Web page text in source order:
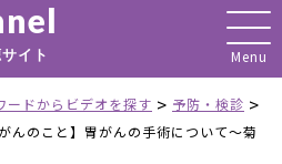
イト
ードからビデオを探す > 予防・検診 >
んのこと】胃がんの手術について～菊